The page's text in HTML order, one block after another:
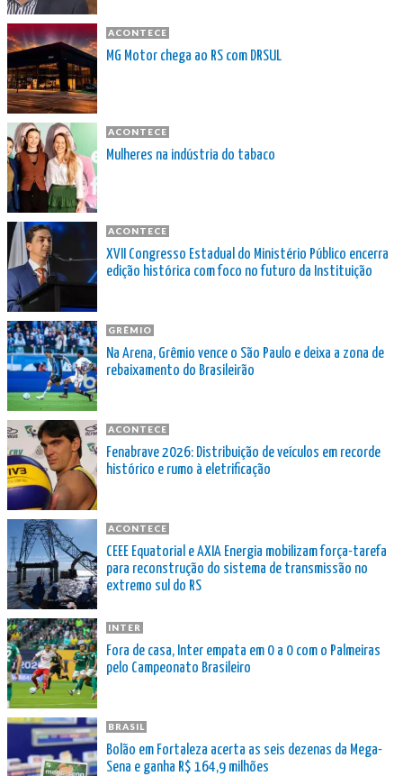
ACONTECE
MG Motor chega ao RS com DRSUL
ACONTECE
Mulheres na indústria do tabaco
ACONTECE
XVII Congresso Estadual do Ministério Público encerra
edição histórica com foco no futuro da Instituição
GRÊMIO
Na Arena, Grêmio vence o São Paulo e deixa a zona de
rebaixamento do Brasileirão
ACONTECE
Fenabrave 2026: Distribuição de veículos em recorde
histórico e rumo à eletrificação
ACONTECE
CEEE Equatorial e AXIA Energia mobilizam força-tarefa
para reconstrução do sistema de transmissão no
extremo sul do RS
INTER
Fora de casa, Inter empata em 0 a 0 com o Palmeiras
pelo Campeonato Brasileiro
BRASIL
Bolão em Fortaleza acerta as seis dezenas da Mega-
Sena e ganha R$ 164,9 milhões